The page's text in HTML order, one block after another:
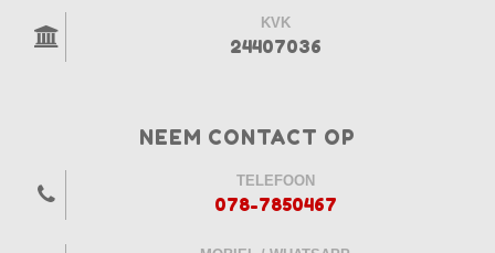
KVK
24407036
NEEM CONTACT OP
TELEFOON
078-7850467